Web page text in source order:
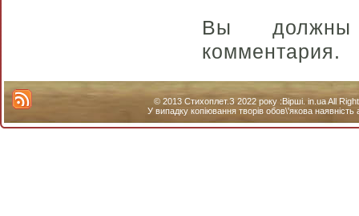
Вы
комментария.
© 2013 Стихоплет.З 2022 року :Вірші. in.ua All
У випадку копіювання творів обов\'якова наявність